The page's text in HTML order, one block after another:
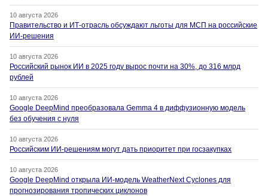
10 августа 2026
Правительство и ИТ-отрасль обсуждают льготы для МСП на российские
ИИ-решения
10 августа 2026
Российский рынок ИИ в 2025 году вырос почти на 30%, до 316 млрд
рублей
10 августа 2026
Google DeepMind преобразовала Gemma 4 в диффузионную модель
без обучения с нуля
10 августа 2026
Российским ИИ-решениям могут дать приоритет при госзакупках
10 августа 2026
Google DeepMind открыла ИИ-модель WeatherNext Cyclones для
прогнозирования тропических циклонов